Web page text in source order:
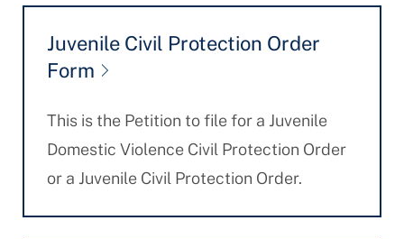
Juvenile Civil Protection Order
Form
This is the Petition to file for a Juvenile
Domestic Violence Civil Protection Order
or a Juvenile Civil Protection Order.